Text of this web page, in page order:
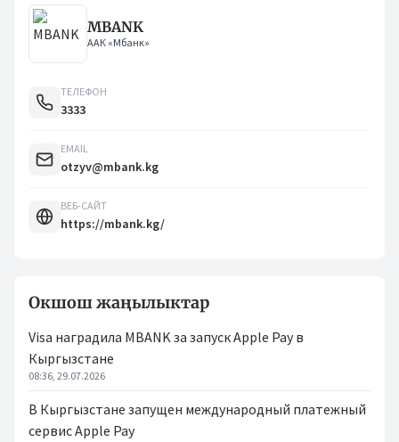
MBANK
ААК «Мбанк»
ТЕЛЕФОН
3333
EMAIL
otzyv@mbank.kg
ВЕБ-САЙТ
https://mbank.kg/
Окшош жаңылыктар
Visa наградила MBANK за запуск Apple Pay в
Кыргызстане
08:36, 29.07.2026
В Кыргызстане запущен международный платежный
сервис Apple Pay